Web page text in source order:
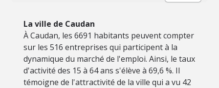
La ville de Caudan
À Caudan, les 6691 habitants peuvent compter
sur les 516 entreprises qui participent à la
dynamique du marché de l'emploi. Ainsi, le taux
d'activité des 15 à 64 ans s'élève à 69,6 %. Il
témoigne de l'attractivité de la ville qui a vu 42